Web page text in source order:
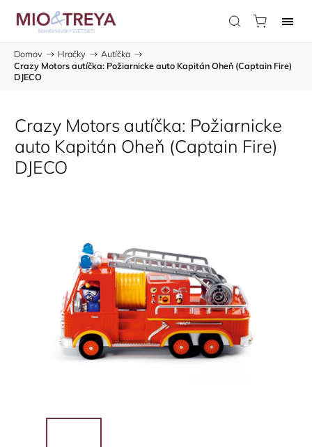
Domov / Hračky / Autíčka /
Crazy Motors autíčka: Požiarnicke auto Kapitán Oheň (Captain Fire)
DJECO
Crazy Motors autíčka: Požiarnicke
auto Kapitán Oheň (Captain Fire)
DJECO